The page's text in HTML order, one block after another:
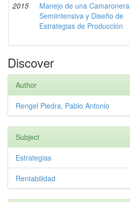
2015
Manejo de una Camaronera
Semiintensiva y Diseño de
Estrategias de Producción
Discover
Author
Rengel Piedra, Pablo Antonio
Subject
Estrategias
Rentabilidad